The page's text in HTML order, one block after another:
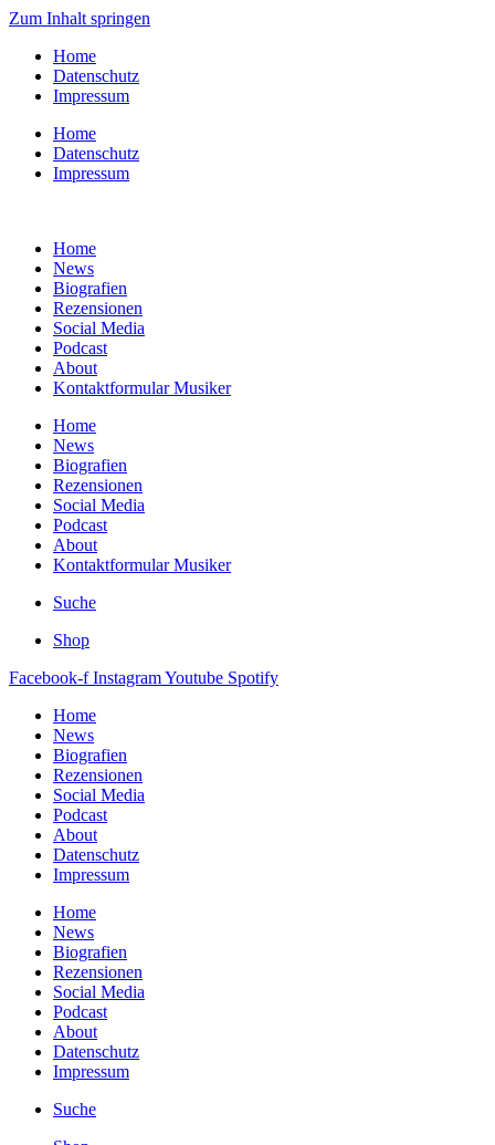
Zum Inhalt springen
Home
Datenschutz
Impressum
Home
Datenschutz
Impressum
Home
News
Biografien
Rezensionen
Social Media
Podcast
About
Kontaktformular Musiker
Home
News
Biografien
Rezensionen
Social Media
Podcast
About
Kontaktformular Musiker
Suche
Shop
Facebook-f InstagramYoutube Spotify
Home
News
Biografien
Rezensionen
Social Media
Podcast
About
Datenschutz
Impressum
Home
News
Biografien
Rezensionen
Social Media
Podcast
About
Datenschutz
Impressum
Suche